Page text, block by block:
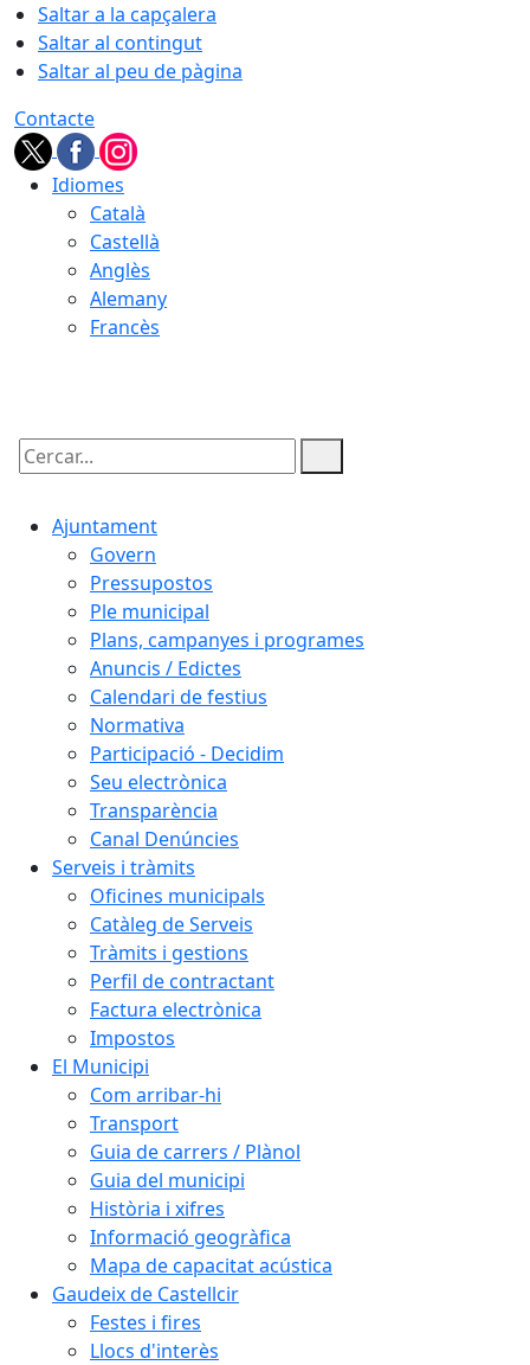
Saltar a la capçalera
Saltar al contingut
Saltar al peu de pàgina
Contacte
Idiomes
Català
Castellà
Anglès
Alemany
Francès
Cercar:
Ajuntament
Govern
Pressupostos
Ple municipal
Plans, campanyes i programes
Anuncis / Edictes
Calendari de festius
Normativa
Participació - Decidim
Seu electrònica
Transparència
Canal Denúncies
Serveis i tràmits
Oficines municipals
Catàleg de Serveis
Tràmits i gestions
Perfil de contractant
Factura electrònica
Impostos
El Municipi
Com arribar-hi
Transport
Guia de carrers / Plànol
Guia del municipi
Història i xifres
Informació geogràfica
Mapa de capacitat acústica
Gaudeix de Castellcir
Festes i fires
Llocs d'interès